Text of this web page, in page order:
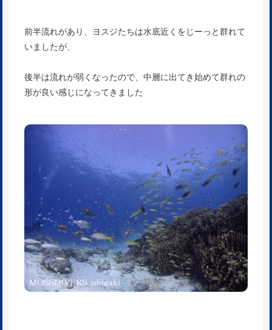
前半流れがあり、ヨスジたちは水底近くをじーっと群れて
いましたが、
後半は流れが弱くなったので、中層に出てき始めて群れの
形が良い感じになってきました